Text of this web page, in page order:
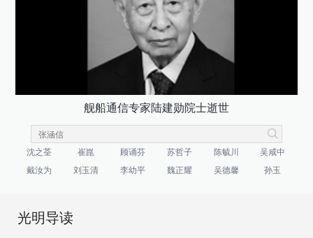
舰船通信专家陆建勋院士逝世
沈之荃 崔崑 顾诵芬 苏哲子 陈毓川
吴咸中
戴汝为
刘玉清 李幼平 魏正耀 吴德馨 孙玉
光明导读